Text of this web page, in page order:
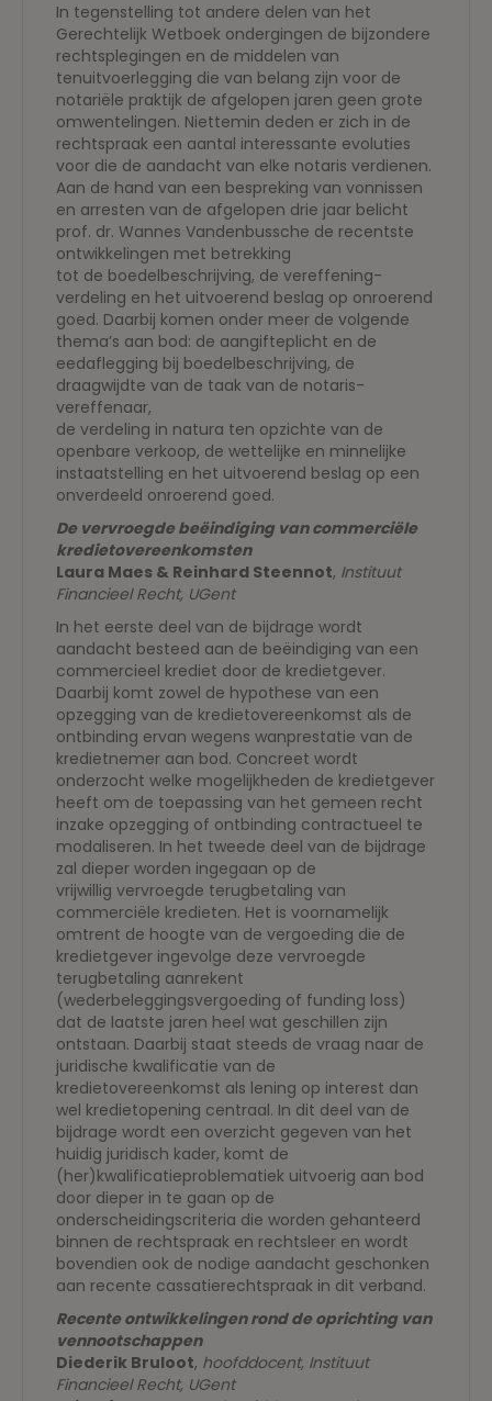
In tegenstelling tot andere delen van het
Gerechtelijk Wetboek ondergingen de bijzondere
rechtsplegingen en de middelen van
tenuitvoerlegging die van belang zijn voor de
notariële praktijk de afgelopen jaren geen grote
omwentelingen. Niettemin deden er zich in de
rechtspraak een aantal interessante evoluties
voor die de aandacht van elke notaris verdienen.
Aan de hand van een bespreking van vonnissen
en arresten van de afgelopen drie jaar belicht
prof. dr. Wannes Vandenbussche de recentste
ontwikkelingen met betrekking
tot de boedelbeschrijving, de vereffening-
verdeling en het uitvoerend beslag op onroerend
goed. Daarbij komen onder meer de volgende
thema’s aan bod: de aangifteplicht en de
eedaflegging bij boedelbeschrijving, de
draagwijdte van de taak van de notaris-
vereffenaar,
de verdeling in natura ten opzichte van de
openbare verkoop, de wettelijke en minnelijke
instaatstelling en het uitvoerend beslag op een
onverdeeld onroerend goed.
De vervroegde beëindiging van commerciële
kredietovereenkomsten
Laura Maes & Reinhard Steennot, Instituut
Financieel Recht, UGent
In het eerste deel van de bijdrage wordt
aandacht besteed aan de beëindiging van een
commercieel krediet door de kredietgever.
Daarbij komt zowel de hypothese van een
opzegging van de kredietovereenkomst als de
ontbinding ervan wegens wanprestatie van de
kredietnemer aan bod. Concreet wordt
onderzocht welke mogelijkheden de kredietgever
heeft om de toepassing van het gemeen recht
inzake opzegging of ontbinding contractueel te
modaliseren. In het tweede deel van de bijdrage
zal dieper worden ingegaan op de
vrijwillig vervroegde terugbetaling van
commerciële kredieten. Het is voornamelijk
omtrent de hoogte van de vergoeding die de
kredietgever ingevolge deze vervroegde
terugbetaling aanrekent
(wederbeleggingsvergoeding of funding loss)
dat de laatste jaren heel wat geschillen zijn
ontstaan. Daarbij staat steeds de vraag naar de
juridische kwalificatie van de
kredietovereenkomst als lening op interest dan
wel kredietopening centraal. In dit deel van de
bijdrage wordt een overzicht gegeven van het
huidig juridisch kader, komt de
(her)kwalificatieproblematiek uitvoerig aan bod
door dieper in te gaan op de
onderscheidingscriteria die worden gehanteerd
binnen de rechtspraak en rechtsleer en wordt
bovendien ook de nodige aandacht geschonken
aan recente cassatierechtspraak in dit verband.
Recente ontwikkelingen rond de oprichting van
vennootschappen
Diederik Bruloot, hoofddocent, Instituut
Financieel Recht, UGent